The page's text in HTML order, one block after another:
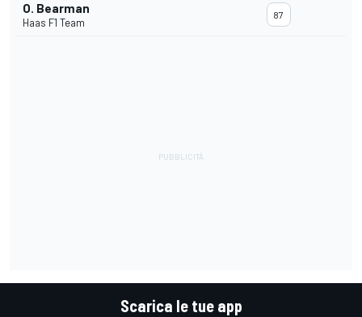
O. Bearman
Haas F1 Team
87
Scarica le tue app